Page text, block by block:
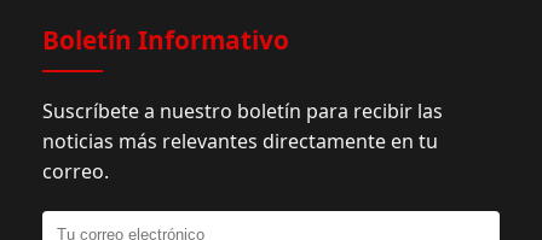
Boletín Informativo
Suscríbete a nuestro boletín para recibir las
noticias más relevantes directamente en tu
correo.